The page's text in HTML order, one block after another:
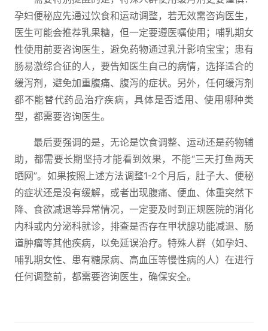
孕妇便秘应先通过饮食和运动调整，若无效需咨询医生，
医生可能会推荐乳果糖，但一定要遵医嘱使用；哺乳期女
性使用前要咨询医生，避免药物通过乳汁影响宝宝；患有
肠易激综合征的人，要告知医生自己的病情，选择适合的
缓泻剂，避免加重腹痛、腹泻的症状。另外，任何缓泻剂
都不能替代药品治疗疾病，具体是否适用、使用哪种类
型，都需要咨询医生。
最后要强调的是，无论是饮食调整、运动还是药物辅
助，都需要长期坚持才能看到效果，不能“三天打鱼两天
晒网”。如果按照上述方法调整1-2个月后，肚子大、便秘
的症状还是没有缓解，或者出现腹痛、便血、体重突然下
降、食欲减退等异常情况，一定要及时到正规医院的消化
内科或内分泌科就诊，排查是否存在甲状腺功能减退、肠
道肿瘤等其他疾病，以免延误治疗。特殊人群（如孕妇、
哺乳期女性、患有糖尿病、高血压等慢性病的人）在进行
任何调整前，都需要咨询医生，确保安全。